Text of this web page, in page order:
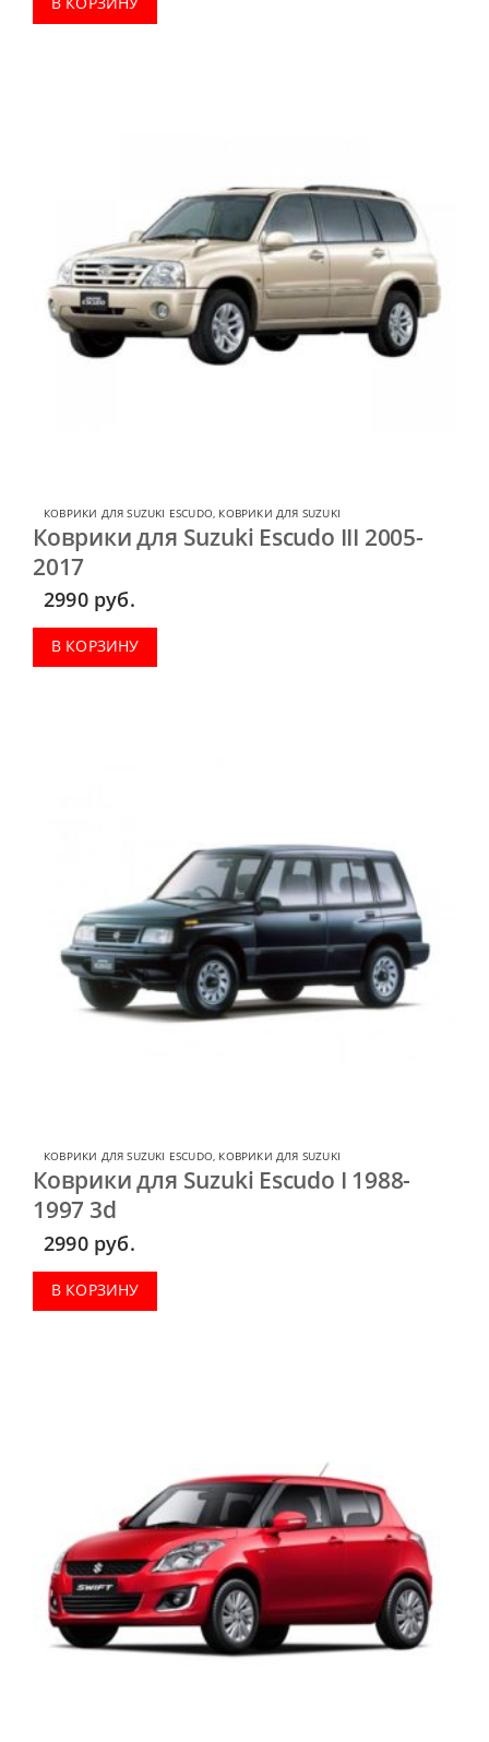
КОВРИКИ ДЛЯ SUZUKI ESCUDO, КОВРИКИ ДЛЯ SUZUKI
Коврики для Suzuki Escudo III 2005-
2017
2990 руб.
В КОРЗИНУ
КОВРИКИ ДЛЯ SUZUKI ESCUDO, КОВРИКИ ДЛЯ SUZUKI
Коврики для Suzuki Escudo I 1988-
1997 3d
2990 руб.
В КОРЗИНУ